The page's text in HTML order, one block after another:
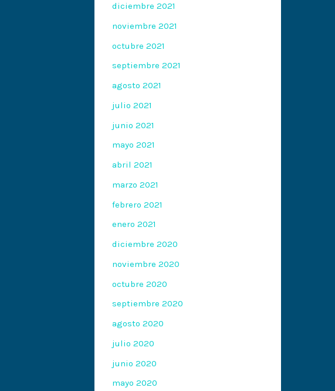
diciembre 2021
noviembre 2021
octubre 2021
septiembre 2021
agosto 2021
julio 2021
junio 2021
mayo 2021
abril 2021
marzo 2021
febrero 2021
enero 2021
diciembre 2020
noviembre 2020
octubre 2020
septiembre 2020
agosto 2020
julio 2020
junio 2020
mayo 2020